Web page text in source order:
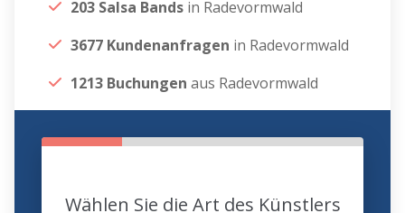
203 Salsa Bands in Radevormwald
3677 Kundenanfragen in Radevormwald
1213 Buchungen aus Radevormwald
Wählen Sie die Art des Künstlers